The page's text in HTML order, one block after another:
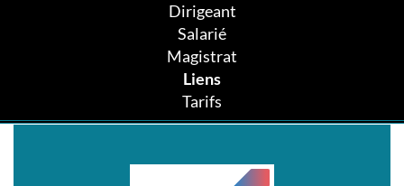
Dirigeant
Salarié
Magistrat
Liens
Tarifs